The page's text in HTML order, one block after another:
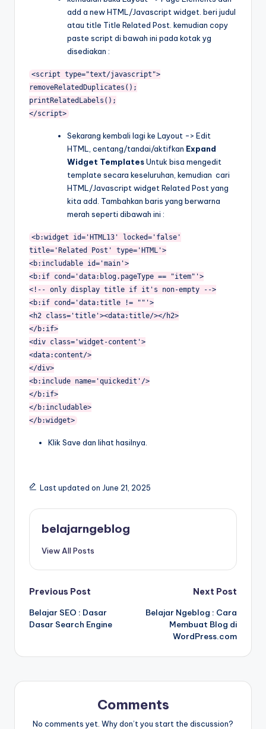
add a new HTML/Javascript widget. beri judul
atau title Title Related Post. kemudian copy
paste script di bawah ini pada kotak yg
disediakan :
<script type="text/javascript">
removeRelatedDuplicates();
printRelatedLabels();
</script>
Sekarang kembali lagi ke Layout -> Edit
HTML, centang/tandai/aktifkan Expand
Widget TemplatesUntuk bisa mengedit
template secara keseluruhan, kemudian cari
HTML/Javascript widget Related Post yang
kita add. Tambahkan baris yang berwarna
merah seperti dibawah ini :
<b:widget id='HTML13' locked='false'
title='Related Post' type='HTML'>
<b:includable id='main'>
<b:if cond='data:blog.pageType == "item"'>
<!-- only display title if it's non-empty -->
<b:if cond='data:title != ""'>
<h2 class='title'><data:title/></h2>
</b:if>
<div class='widget-content'>
<data:content/>
</div>
<b:include name='quickedit'/>
</b:if>
</b:includable>
</b:widget>
Klik Save dan lihat hasilnya.
Last updated on June 21, 2025
belajarngeblog
View All Posts
Post
navigation
Previous Post
Belajar SEO : Dasar
Dasar Search Engine
Next Post
Belajar Ngeblog : Cara
Membuat Blog di
WordPress.com
Comments
No comments yet. Why don’t you start the discussion?